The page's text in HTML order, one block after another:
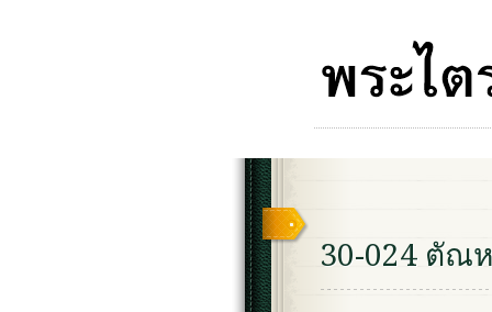
30-024 ตัณ